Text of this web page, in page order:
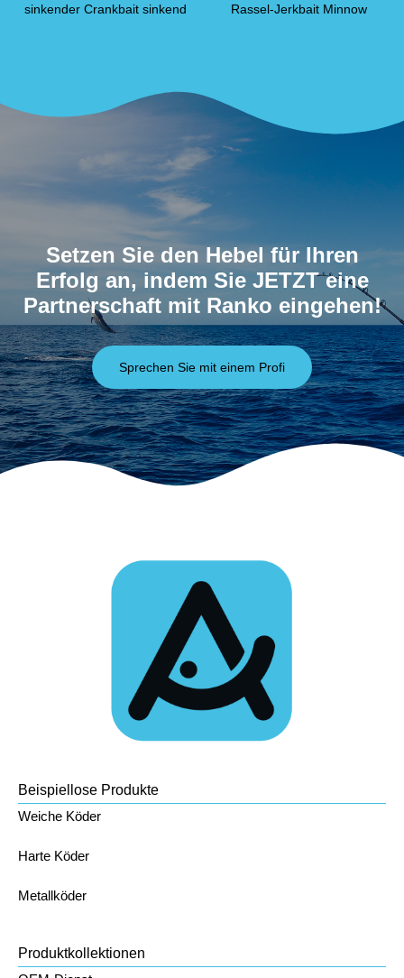
sinkender Crankbait sinkend
Rassel-Jerkbait Minnow
Setzen Sie den Hebel für Ihren
Erfolg an, indem Sie JETZT eine
Partnerschaft mit Ranko eingehen!
Sprechen Sie mit einem Profi
Beispiellose Produkte
Weiche Köder
Harte Köder
Metallköder
Produktkollektionen